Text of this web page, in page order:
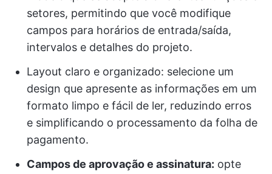
setores, permitindo que você modifique
campos para horários de entrada/saída,
intervalos e detalhes do projeto.
Layout claro e organizado: selecione um
design que apresente as informações em um
formato limpo e fácil de ler, reduzindo erros
e simplificando o processamento da folha de
pagamento.
Campos de aprovação e assinatura: opte